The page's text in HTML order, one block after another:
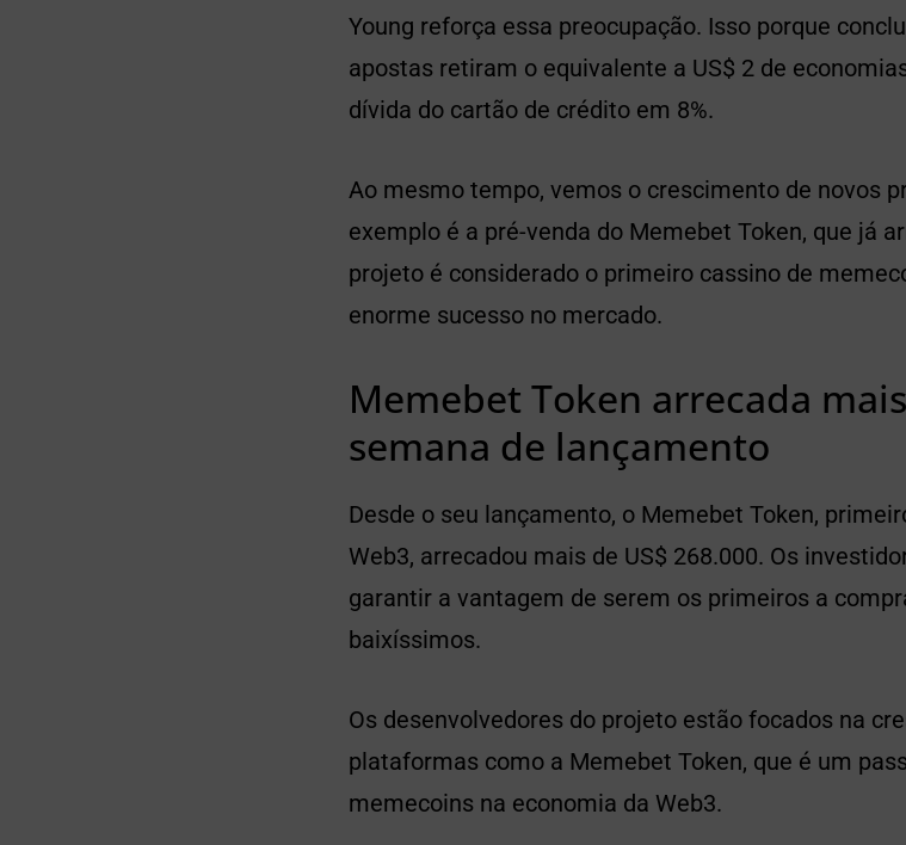
Young reforça essa preocupação. Isso porque
apostas retiram o equivalente a US$ 2 de
dívida do cartão de crédito em 8%.
Ao mesmo tempo, vemos o crescimento de novos
exemplo é a pré-venda do Memebet Token, que já
projeto é considerado o primeiro cassino de
enorme sucesso no mercado.
Memebet Token arrecada
semana de lançamento
Desde o seu lançamento, o Memebet Token,
Web3, arrecadou mais de US$ 268.000. Os
garantir a vantagem de serem os primeiros a
baixíssimos.
Os desenvolvedores do projeto estão focados na
plataformas como a Memebet Token, que é um
memecoins na economia da Web3.